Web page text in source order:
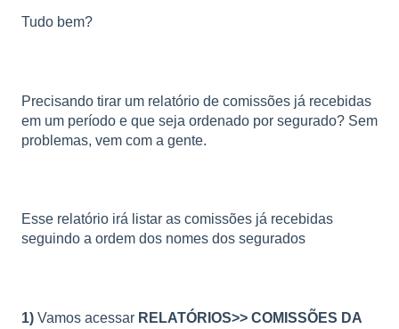
Tudo bem?
Precisando tirar um relatório de comissões já recebidas
em um período e que seja ordenado por segurado? Sem
problemas, vem com a gente.
Esse relatório irá listar as comissões já recebidas
seguindo a ordem dos nomes dos segurados
1) Vamos acessar RELATÓRIOS>> COMISSÕES DA